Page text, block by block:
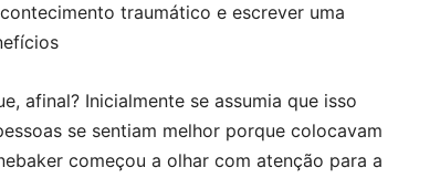
traumático e escrever uma
afinal? Inicialmente se assumia que isso
se sentiam melhor porque colocavam
começou a olhar com atenção para a